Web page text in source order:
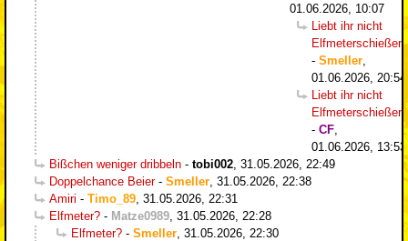
01.06.2026, 10:07
Liebt ihr nicht
- Smeller
01.06.2026, 20:54
Liebt ihr nicht
- CF
01.06.2026, 13:53
Bißchen weniger dribbeln - tobi002 31.05.2026, 22:49
Doppelchance Beier- Smeller 31.05.2026, 22:38
Amiri - Timo_89 31.05.2026, 22:31
Elfmeter? - Matze0989 31.05.2026, 22:28
Elfmeter? - Smeller 31.05.2026, 22:30